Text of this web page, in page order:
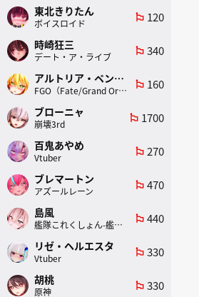
東北きりたん
ボイスロイド
emoji_flags 120
時崎狂三
デート・ア・ライブ
emoji_flags 340
アルトリア・ペンドラゴン(ランサー)
FGO（Fate/Grand Order）
emoji_flags 160
ブローニャ
崩壊3rd
emoji_flags 1700
百鬼あやめ
Vtuber
emoji_flags 270
ブレマートン
アズールレーン
emoji_flags 470
島風
艦隊これくしょん-艦これ-
emoji_flags 440
リゼ・ヘルエスタ
Vtuber
emoji_flags 330
胡桃
原神
emoji_flags 330